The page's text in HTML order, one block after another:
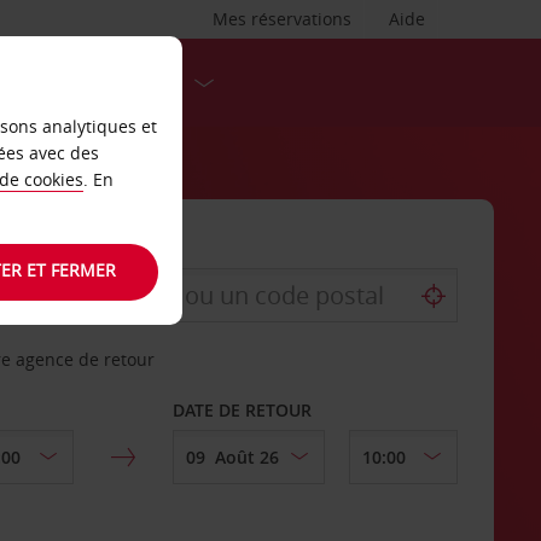
Aide
Mes réservations
agence de retour
DATE DE RETOUR
analytiques et
avec des
cookies. En
ET FERMER